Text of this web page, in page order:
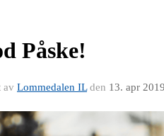
Påske!
av Lommedalen ILden 13. apr